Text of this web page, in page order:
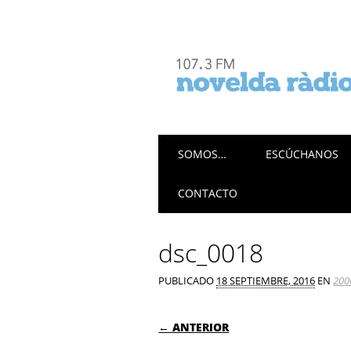
Menú principal
SOMOS… ESCÚCHANOS
CONTACTO
dsc_0018
PUBLICADO 18 SEPTIEMBRE, 2016 EN
← ANTERIOR